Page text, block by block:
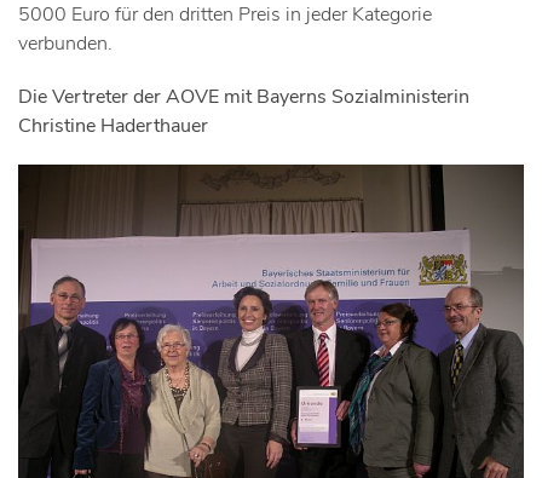
5000 Euro für den dritten Preis in jeder Kategorie
verbunden.
Die Vertreter der AOVE mit Bayerns Sozialministerin
Christine Haderthauer